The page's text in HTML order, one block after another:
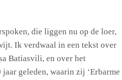
die liggen nu op de loer,
Ik verdwaal in een tekst over
Batiasvili, en over het
geleden, waarin zij ‘Erbarme